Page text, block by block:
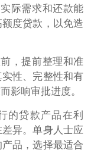
际需求和还款能
度贷款，以免造
，提前整理和准
性、完整性和有
影响审批进度。
的贷款产品在利
异。单身人士应
品，选择最适合